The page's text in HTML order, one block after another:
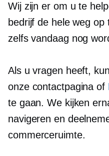
Wij zijn er om u te
bedrijf de hele weg
zelfs vandaag nog
Als u vragen heeft,
onze contactpagina of
te gaan. We kijken
navigeren en
commerceruimte.